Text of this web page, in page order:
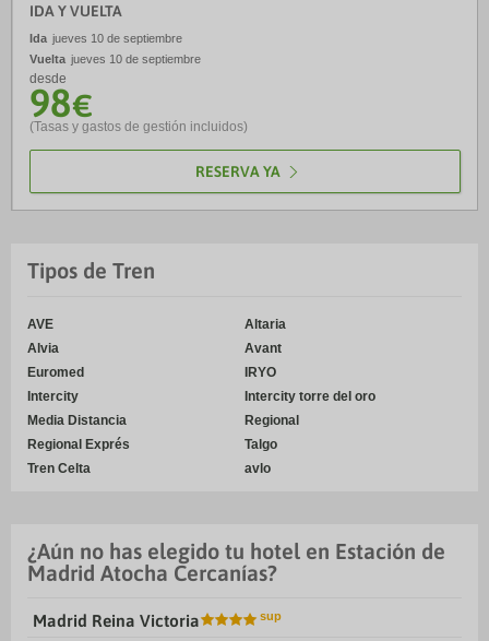
IDA Y VUELTA
Ida jueves 10 de septiembre
Vuelta jueves 10 de septiembre
desde
98€
(Tasas y gastos de gestión incluidos)
RESERVA YA
Tipos de Tren
AVE
Altaria
Alvia
Avant
Euromed
IRYO
Intercity
Intercity torre del oro
Media Distancia
Regional
Regional Exprés
Talgo
Tren Celta
avlo
¿Aún no has elegido tu hotel en Estación de
Madrid Atocha Cercanías?
Madrid Reina Victoria